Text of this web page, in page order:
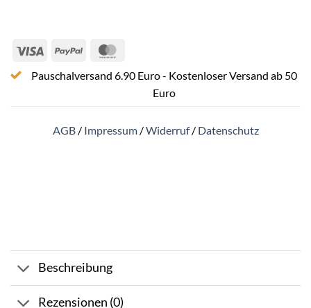
Visa PayPal
Pauschalversand 6.90 Euro - Kostenloser Versand ab 50
Euro
AGB/ Impressum/Widerruf/ Datenschutz
Beschreibung
Rezensionen (0)